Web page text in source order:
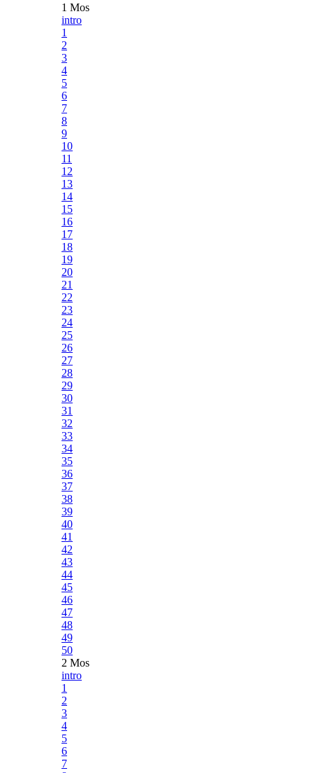
1 Mos
intro
1
2
3
4
5
6
7
8
9
10
11
12
13
14
15
16
17
18
19
20
21
22
23
24
25
26
27
28
29
30
31
32
33
34
35
36
37
38
39
40
41
42
43
44
45
46
47
48
49
50
2 Mos
intro
1
2
3
4
5
6
7